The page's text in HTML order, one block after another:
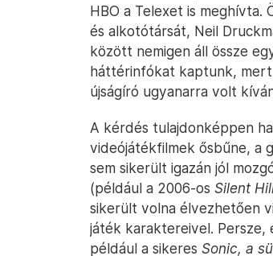
HBO a Telexet is
és alkotótársát, Neil
között nemigen áll össze
háttérinfókat kaptunk, mert
újságíró ugyanarra volt
A kérdés tulajdonképpen
videójátékfilmek ősbűne, a
sem sikerült igazán jól
(például a 2006-os Silent
sikerült volna élvezhetően
játék karaktereivel. Persze,
például a sikeres Sonic, a